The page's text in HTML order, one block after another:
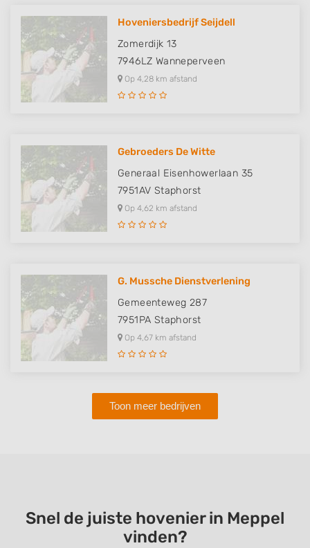
Hoveniersbedrijf Seijdell
Zomerdijk 13
7946LZ Wanneperveen
Op 4,28 km afstand
Gebroeders De Witte
Generaal Eisenhowerlaan 35
7951AV Staphorst
Op 4,62 km afstand
G. Mussche Dienstverlening
Gemeenteweg 287
7951PA Staphorst
Op 4,67 km afstand
Toon meer bedrijven
Snel de juiste hovenier in Meppel
vinden?